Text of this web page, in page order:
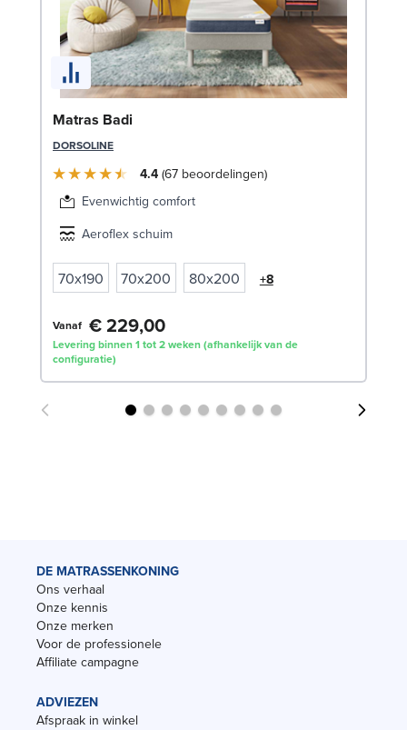
Matras Badi
DORSOLINE
4.4 67 beoordelingen
Evenwichtig comfort
Aeroflex schuim
70x190 70x200 80x200 +8
Vanaf € 229,00
Levering binnen 1 tot 2 weken (afhankelijk van de
configuratie)
DE MATRASSENKONING
Ons verhaal
Onze kennis
Onze merken
Voor de professionele
Affiliate campagne
ADVIEZEN
Afspraak in winkel